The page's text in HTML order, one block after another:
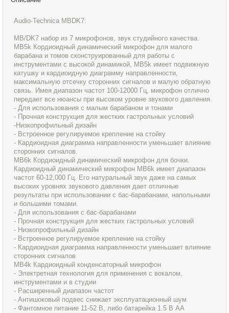
Audio-Technica MBDK7:
MB/DK7 набор из 7 микрофонов, звук студийного качества.
MB5k Кордиоидный динамический микрофон для малого
барабана и томов сконструированный для работы с
инструментами с высокой динамикой, MB5k имеет подвижную
катушку и кардиоидную диаграмму направленности,
максимальную отсечку сторонних сигналов и малую обратную
связь. Имея диапазон частот 100-12000 Гц, микрофон отлично
передает все нюансы при высоком уровне звукового давления.
- Для использования с малым барабаном и тонами
- Прочная конструкция для жестких гастрольных условий
-Низкопрофильный дизайн
- Встроенное регулируемое крепление на стойку
- Кардиоидная диаграмма направленности уменьшает влияние
сторонних сигналов.
MB6k Кордиоидный динамический микрофон для бочки.
Кардиоидный динамический микрофон MB6k имеет диапазон
частот 60-12,000 Гц. Его натуральный звук даже на самых
высоких уровнях звукового давления дает отличные
результаты при использовании с бас-барабанами, напольными
и большими томами.
- Для использования с бас-барабанами
- Прочная конструкция для жестких гастрольных условий
- Низкопрофильный дизайн
- Встроенное регулируемое крепление на стойку
- Кардиоидная диаграмма направленности уменьшает влияние
сторонних сигналов
MB4k Кардиоидный конденсаторный микрофон
- Электретная технология для применения с вокалом,
инструментами и в студии
- Расширенный диапазон частот
- Антишоковый подвес снижает эксплуатационный шум
- Фантомное питание 11-52 В, либо батарейка 1.5 В АА